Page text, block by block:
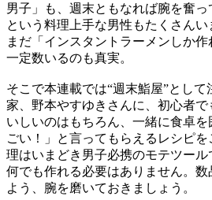
男子」も、週末ともなれば腕を奮
という料理上手な男性もたくさんい
まだ「インスタントラーメンしか
一定数いるのも真実。
そこで本連載では“週末鮨屋”とし
家、野本やすゆきさんに、初心者
いしいのはもちろん、一緒に食卓
ごい！」と言ってもらえるレシピ
理はいまどき男子必携のモテツール
何でも作れる必要はありません。
よう、腕を磨いておきましょう。